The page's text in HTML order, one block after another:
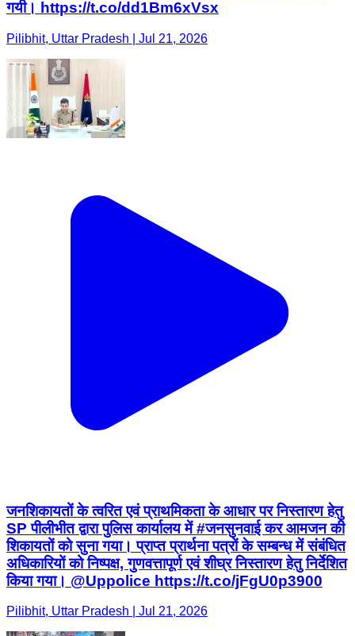
गयी। https://t.co/dd1Bm6xVsx
Pilibhit, Uttar Pradesh | Jul 21, 2026
जनशिकायतों के त्वरित एवं प्राथमिकता के आधार पर निस्तारण हेतु
SP पीलीभीत द्वारा पुलिस कार्यालय में #जनसुनवाई कर आमजन की
शिकायतों को सुना गया। प्राप्त प्रार्थना पत्रों के सम्बन्ध में संबंधित
अधिकारियों को निष्पक्ष, गुणवत्तापूर्ण एवं शीघ्र निस्तारण हेतु निर्देशित
किया गया। @Uppolice https://t.co/jFgU0p3900
Pilibhit, Uttar Pradesh | Jul 21, 2026